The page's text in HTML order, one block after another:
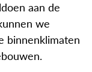
aan de
we
binnenklimaten